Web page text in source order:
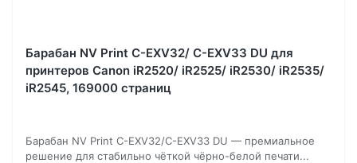
Барабан NV Print C-EXV32/ C-EXV33 DU для
принтеров Canon iR2520/ iR2525/ iR2530/ iR2535/
iR2545, 169000 страниц
Барабан NV Print C-EXV32/C-EXV33 DU — премиальное
решение для стабильно чёткой чёрно-белой печати...